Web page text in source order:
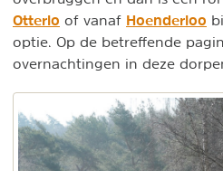
Otterlo of vanaf Hoenderloo
optie. Op de betreffende
overnachtingen in deze